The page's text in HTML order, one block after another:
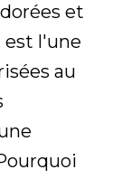
et
est l'une
au